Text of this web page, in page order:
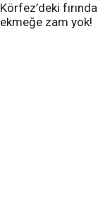
Körfez’deki fırında
ekmeğe zam yok!